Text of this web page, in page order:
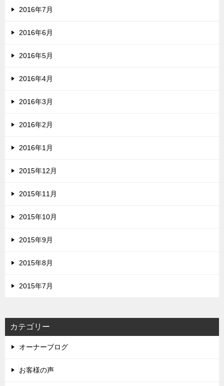
2016年7月
2016年6月
2016年5月
2016年4月
2016年3月
2016年2月
2016年1月
2015年12月
2015年11月
2015年10月
2015年9月
2015年8月
2015年7月
カテゴリー
オーナーブログ
お客様の声